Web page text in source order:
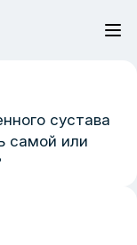
сустава
самой или